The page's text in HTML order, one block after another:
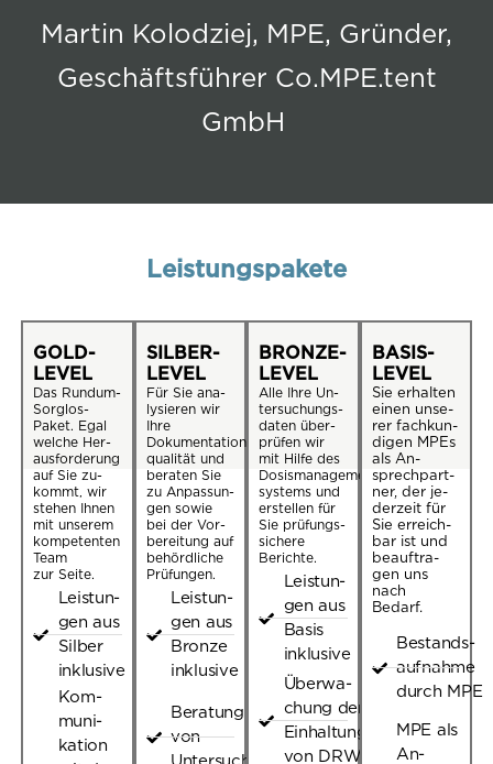
Mar­tin Ko­lod­ziej, MPE, Grün­der,
Ge­schäfts­füh­rer Co.MPE.tent
GmbH
Leistungspakete
GOLD-
LEVEL
Das Rund­um-
Sorg­los-
Paket. Egal
wel­che Her­
aus­for­de­rung
auf Sie zu­
kommt, wir
ste­hen Ihnen
mit un­se­rem
kom­pe­ten­ten
Team
zur Seite.
Leis­tun­
gen aus
Sil­ber
inklusive
Kom­
mu­ni­
ka­ti­on
SILBER-
LEVEL
Für Sie ana­
ly­sie­ren wir
Ihre
Dokumentations­
qualität und
be­ra­ten Sie
zu An­pas­sun­
gen sowie
bei der Vor­
be­rei­tung auf
be­hörd­li­che
Prüfungen.
Leis­tun­
gen aus
Bron­ze
inklusive
Be­ra­tung zur An­pas­sung
von
Untersuchungsprotokollen
BRONZE-
LEVEL
Alle Ihre Un­
ter­su­chungs­
da­ten über­
prü­fen wir
mit Hilfe des
Dosismanagement­
systems und
er­stel­len für
Sie prü­fungs­
si­che­re
Berichte.
Leis­tun­
gen aus
Basis
inklusive
Über­wa­
chung der
Ein­hal­tung
von DRWs
BASIS-
LEVEL
Sie er­hal­ten
einen un­se­
rer fach­kun­
di­gen MPEs
als An­
sprech­part­
ner, der je­
der­zeit für
Sie er­reich­
bar ist und
be­auf­tra­
gen uns
nach
Bedarf.
Be­stands­
auf­nah­me
durch MPE
MPE als
An­